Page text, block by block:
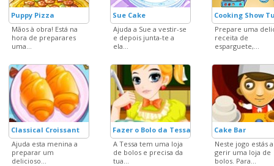
Puppy Pizza
Mãos à obra! Está na
hora de preparares
uma...
Sue Cake
Ajuda a Sue a vestir-se
e depois junta-te a
ela...
Cooking Show
Prepare uma
receita de
esparguete,...
Classical Croissant
Ajuda esta menina a
preparar um
delicioso...
Fazer o Bolo da Tessa
A Tessa tem uma loja
de bolos e precisa da
tua...
Cake Bar
Neste jogo estás a
gerir uma loja de
bolos. Para...